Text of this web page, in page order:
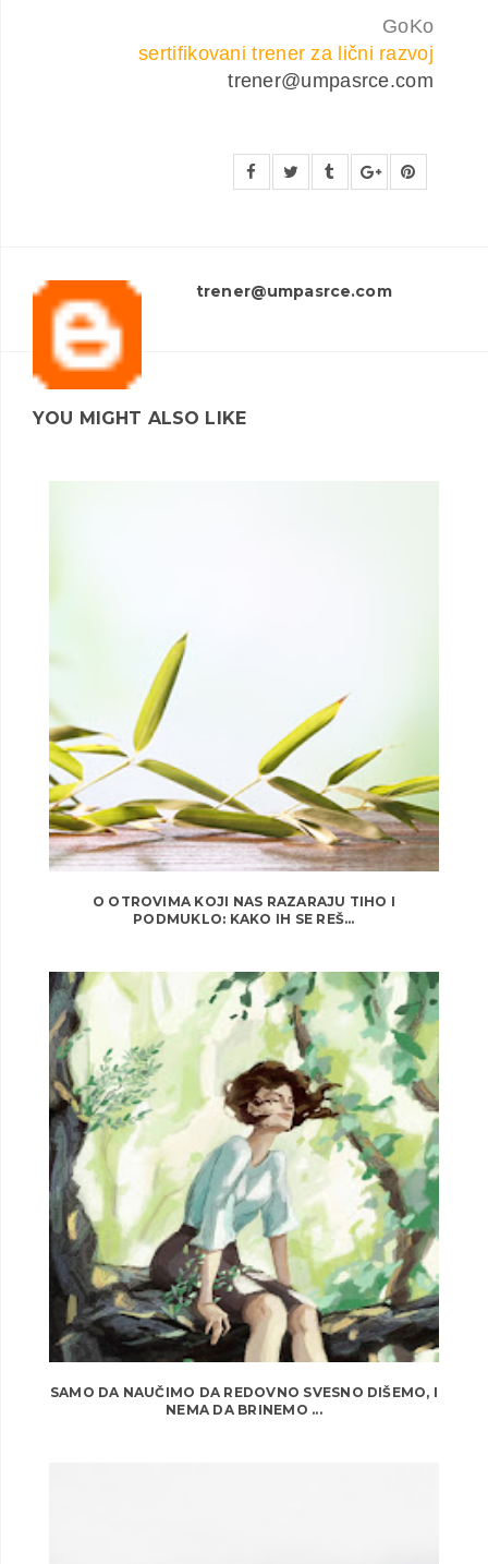
GoKo
sertifikovani trener za lični razvoj
trener@umpasrce.com
trener@umpasrce.com
YOU MIGHT ALSO LIKE
O OTROVIMA KOJI NAS RAZARAJU TIHO I
PODMUKLO: KAKO IH SE REŠ...
SAMO DA NAUČIMO DA REDOVNO SVESNO DIŠEMO, I
NEMA DA BRINEMO ...